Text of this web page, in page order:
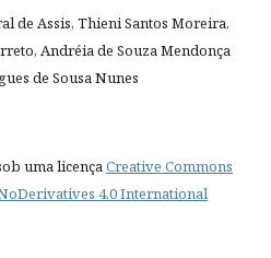
de Assis, Thieni Santos Moreira,
Andréia de Souza Mendonça
de Sousa Nunes
uma licençaCreative Commons
4.0 International